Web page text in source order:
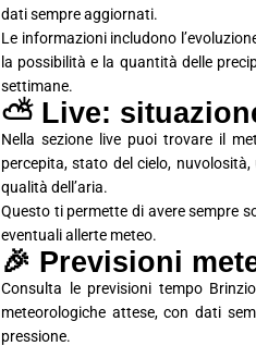
dati sempre aggiornati.
Le informazioni includono
la possibilità e la quantità delle
settimane.
⛅ Live:
Nella sezione live puoi trovare il
percepita, stato del cielo,
qualità dell’aria.
Questo ti permette di avere sempre
eventuali allerte meteo.
🎉 Previsioni
Consulta le previsioni tempo
meteorologiche attese, con dati
pressione.